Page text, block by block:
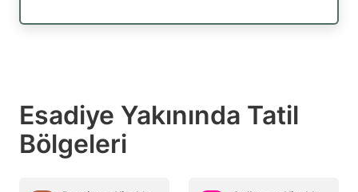
Esadiye Yakınında Tatil
Bölgeleri